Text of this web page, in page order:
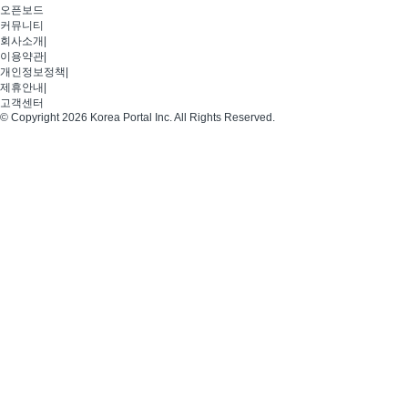
오픈보드
커뮤니티
회사소개
이용약관
개인정보정책
제휴안내
고객센터
© Copyright 2026 Korea Portal Inc. All Rights Reserved.